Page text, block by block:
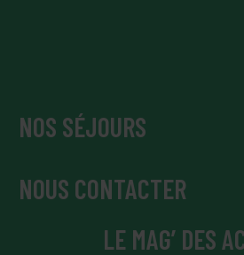
NOS SÉJOURS
NOUS CONTACTER
LE MAG’ DES